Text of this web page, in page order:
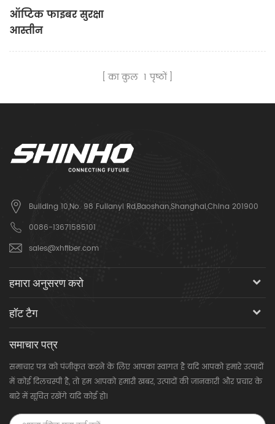
ऑप्टिक फाइबर सुरक्षा
आस्तीन
का कुल 1 पृष्ठों
Building 10,No. 98 Fulianyi Rd,Baoshan,Shanghai,China 201900
0086-13671585101
sales@xhfiber.com
हमारा अनुसरण करो
हॉट टैग
समाचार पत्र
समाचार पत्र को पंजीकृत करने के लिए आपका स्वागत है यदि आपको हमारे उत्पादों
में कोई दिलचस्पी है, तो हम आपको हमारी खबर, उत्पादों की जानकारी और प्रचार के
बारे में सूचित रखेंगे यदि कोई हो।